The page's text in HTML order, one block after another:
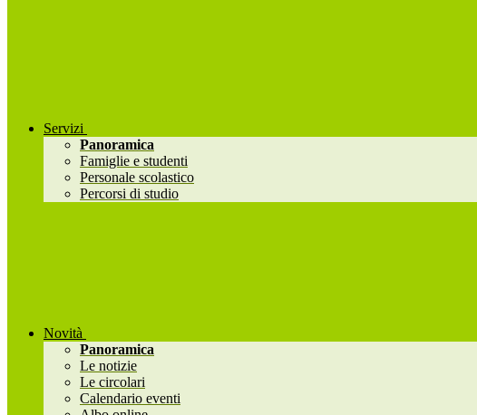
Servizi
Panoramica
Famiglie e studenti
Personale scolastico
Percorsi di studio
Novità
Panoramica
Le notizie
Le circolari
Calendario eventi